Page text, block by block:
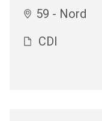
59 - Nord
CDI